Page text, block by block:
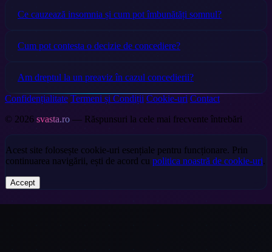
Ce cauzează insomnia și cum pot îmbunătăți somnul?
Cum pot contesta o decizie de concediere?
Am dreptul la un preaviz în cazul concedierii?
Confidențialitate Termeni și Condiții Cookie-uri Contact
© 2026 svasta.ro — Răspunsuri la cele mai frecvente întrebări
Acest site folosește cookie-uri esențiale pentru funcționare. Prin
continuarea navigării, ești de acord cu politica noastră de cookie-uri.
Accept